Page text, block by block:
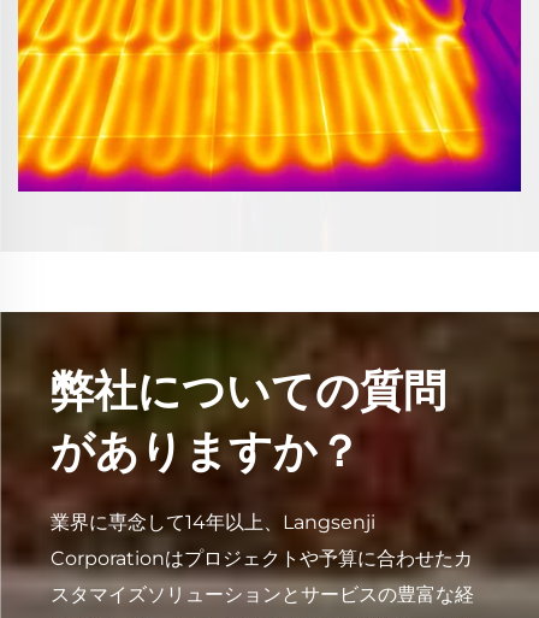
弊社についての質問
がありますか？
業界に専念して14年以上、Langsenji
Corporationはプロジェクトや予算に合わせたカ
スタマイズソリューションとサービスの豊富な経